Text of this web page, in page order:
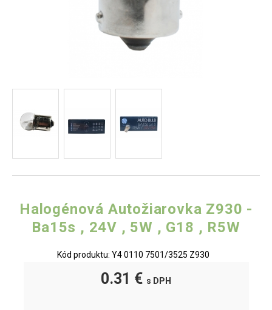
Halogénová Autožiarovka Z930 -
Ba15s , 24V , 5W , G18 , R5W
Kód produktu: Y4 0110 7501/3525 Z930
0.31 € s DPH